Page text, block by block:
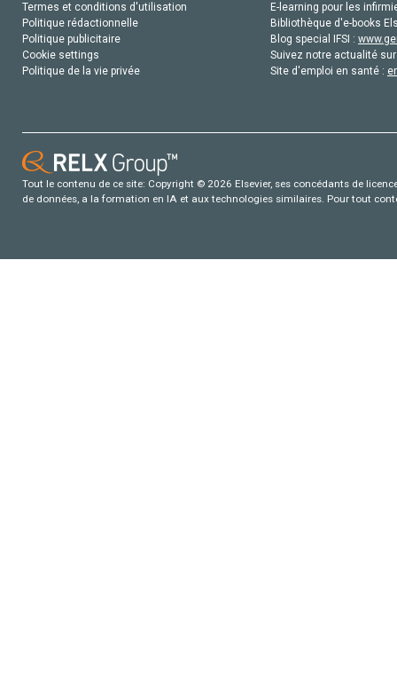
Termes et conditions d'utilisation
Politique rédactionnelle
Politique publicitaire
Cookie settings
Politique de la vie privée
E-learning pour les
Bibliothèque d'e-books
Blog special IFSI :
Suivez notre actualité
Site d'emploi en santé :
Tout le contenu de ce site: Copyright © 2026 Elsevier, ses concédants de
de données, a la formation en IA et aux technologies similaires. Pour tout